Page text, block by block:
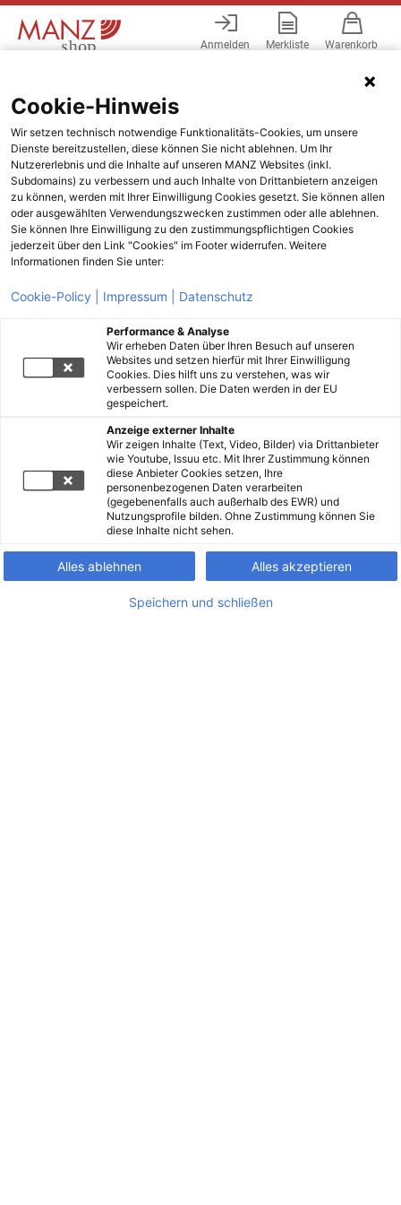
Anmelden Merkliste Warenkorb
Cookie-Hinweis
Wir setzen technisch notwendige Funktionalitäts-Cookies, um unsere
Dienste bereitzustellen, diese können Sie nicht ablehnen. Um Ihr
Nutzererlebnis und die Inhalte auf unseren MANZ Websites (inkl.
Subdomains) zu verbessern und auch Inhalte von Drittanbietern anzeigen
zu können, werden mit Ihrer Einwilligung Cookies gesetzt. Sie können allen
oder ausgewählten Verwendungszwecken zustimmen oder alle ablehnen.
Sie können Ihre Einwilligung zu den zustimmungspflichtigen Cookies
jederzeit über den Link "Cookies" im Footer widerrufen. Weitere
Informationen finden Sie unter:
Cookie-Policy | Impressum | Datenschutz
Performance & Analyse
Wir erheben Daten über Ihren Besuch auf unseren
Websites und setzen hierfür mit Ihrer Einwilligung
Cookies. Dies hilft uns zu verstehen, was wir
verbessern sollen. Die Daten werden in der EU
gespeichert.
Anzeige externer Inhalte
Wir zeigen Inhalte (Text, Video, Bilder) via Drittanbieter
wie Youtube, Issuu etc. Mit Ihrer Zustimmung können
diese Anbieter Cookies setzen, Ihre
personenbezogenen Daten verarbeiten
(gegebenenfalls auch außerhalb des EWR) und
Nutzungsprofile bilden. Ohne Zustimmung können Sie
diese Inhalte nicht sehen.
Alles ablehnen Alles akzeptieren
Speichern und schließen